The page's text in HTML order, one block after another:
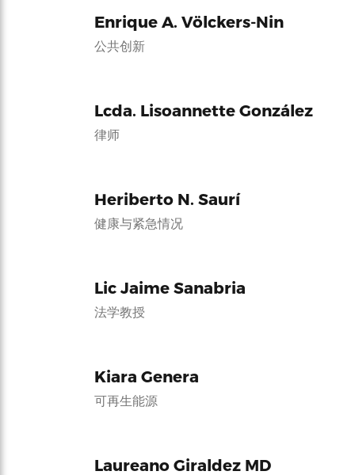
Enrique A. Völckers-Nin
公共创新
Lcda. Lisoannette González
律师
Heriberto N. Saurí
健康与紧急情况
Lic Jaime Sanabria
法学教授
Kiara Genera
可再生能源
Laureano Giraldez MD